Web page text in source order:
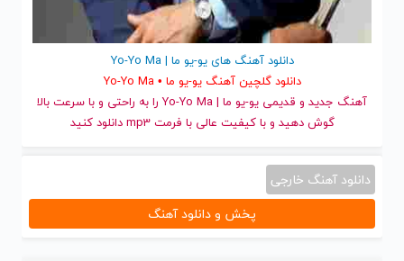
دانلود آهنگ های یو-یو ما | Yo-Yo Ma
دانلود گلچین آهنگ یو-یو ما • Yo-Yo Ma
آهنگ جدید
و قدیمی یو-یو ما | Yo-Yo Ma را به راحتی و با سرعت بالا
گوش دهید و با کیفیت عالی با فرمت mp3 دانلود کنید
دانلود آهنگ خارجی
پخش و دانلود آهنگ